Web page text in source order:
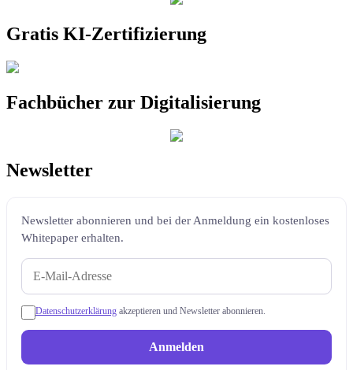
Gratis KI-Zertifizierung
Fachbücher zur Digitalisierung
Newsletter
Newsletter abonnieren und bei der Anmeldung ein kostenloses
Whitepaper erhalten.
Datenschutzerklärung akzeptieren und Newsletter abonnieren.
Anmelden